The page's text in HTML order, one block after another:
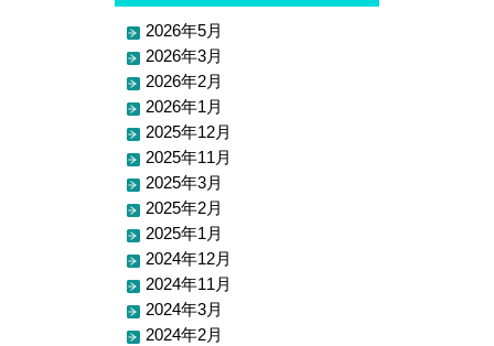
2026年5月
2026年3月
2026年2月
2026年1月
2025年12月
2025年11月
2025年3月
2025年2月
2025年1月
2024年12月
2024年11月
2024年3月
2024年2月